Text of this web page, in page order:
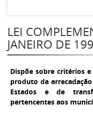
LEI
JANEIRO DE
Dispõe sobre critérios
produto da
Estados e de
pertencentes aos